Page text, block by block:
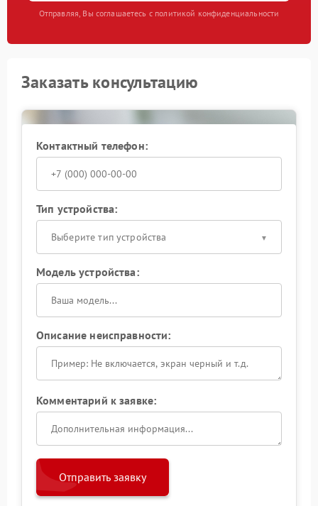
Отправляя, Вы соглашаетесь с политикой конфиденциальности
Заказать консультацию
Контактный телефон:
Тип устройства:
Выберите тип устройства
Модель устройства:
Описание неисправности:
Комментарий к заявке:
Отправить заявку